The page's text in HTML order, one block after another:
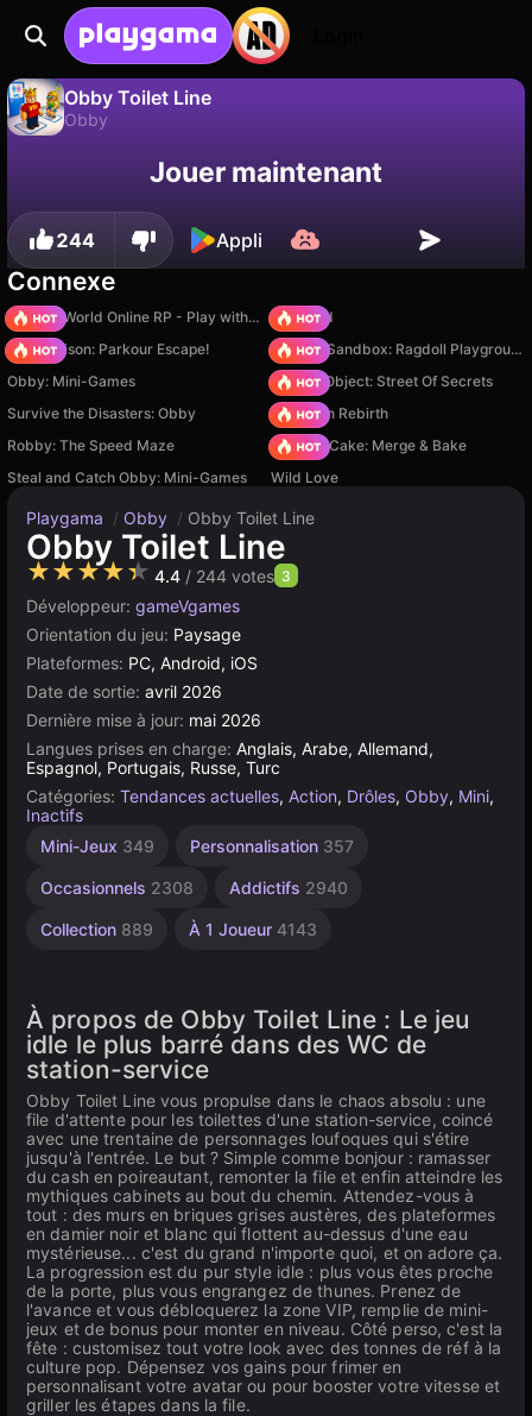
Obby Toilet Line
Obby
progression !
Non Enregistrer
Jouer maintenant
244 Appli
Connexe
Sprunki World Online RP - Play with Friends!
TB World
Barry Prison: Parkour Escape!
Sprunki Sandbox: Ragdoll Playground Mode
Obby: Mini-Games
Hidden Object: Street Of Secrets
Survive the Disasters: Obby
Stickman Rebirth
Robby: The Speed Maze
Piece of Cake: Merge & Bake
Steal and Catch Obby: Mini-Games
Wild Love
Playgama / Obby / Obby Toilet Line
Obby Toilet Line
★★★★★ 4.4 / 244 votes 3
Développeur: gameVgames
Orientation du jeu: Paysage
Plateformes: PC, Android, iOS
Date de sortie: avril 2026
Dernière mise à jour: mai 2026
Langues prises en charge: Anglais, Arabe, Allemand,
Espagnol, Portugais, Russe, Turc
Catégories: Tendances actuelles, Action, Drôles, Obby, Mini,
Inactifs
Mini-Jeux 349 Personnalisation 357
Occasionnels 2308 Addictifs 2940
Collection 889 À 1 Joueur 4143
À propos de Obby Toilet Line : Le jeu
idle le plus barré dans des WC de
station-service
Obby Toilet Line vous propulse dans le chaos absolu : une
file d'attente pour les toilettes d'une station-service, coincé
avec une trentaine de personnages loufoques qui s'étire
jusqu'à l'entrée. Le but ? Simple comme bonjour : ramasser
du cash en poireautant, remonter la file et enfin atteindre les
mythiques cabinets au bout du chemin. Attendez-vous à
tout : des murs en briques grises austères, des plateformes
en damier noir et blanc qui flottent au-dessus d'une eau
mystérieuse... c'est du grand n'importe quoi, et on adore ça.
La progression est du pur style idle : plus vous êtes proche
de la porte, plus vous engrangez de thunes. Prenez de
l'avance et vous débloquerez la zone VIP, remplie de mini-
jeux et de bonus pour monter en niveau. Côté perso, c'est la
fête : customisez tout votre look avec des tonnes de réf à la
culture pop. Dépensez vos gains pour frimer en
personnalisant votre avatar ou pour booster votre vitesse et
griller les étapes dans la file.